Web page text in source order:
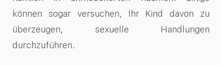
können sogar versuchen, Ihr Kind davon zu
überzeugen, sexuelle Handlungen
durchzuführen.